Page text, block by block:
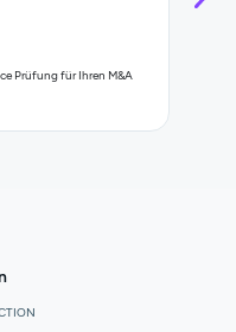
Prüfung für Ihren M&A